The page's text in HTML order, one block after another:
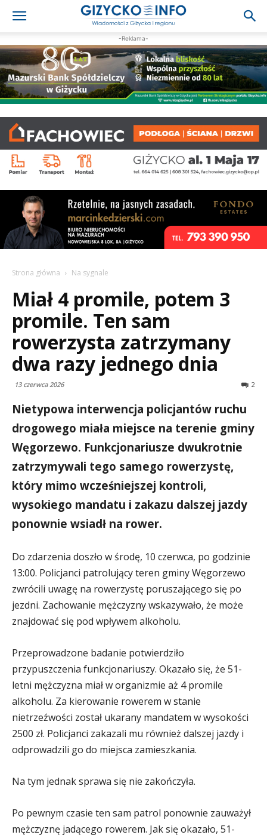
-Reklama-
Strona główna Na sygnale
Miał 4 promile, potem 3
promile. Ten sam
rowerzysta zatrzymany
dwa razy jednego dnia
13 czerwca 2026 2
Nietypowa interwencja policjantów ruchu
drogowego miała miejsce na terenie gminy
Węgorzewo. Funkcjonariusze dwukrotnie
zatrzymywali tego samego rowerzystę,
który mimo wcześniejszej kontroli,
wysokiego mandatu i zakazu dalszej jazdy
ponownie wsiadł na rower.
Do zdarzenia doszło w środę, 10 czerwca, po godzinie
13:00. Policjanci patrolujący teren gminy Węgorzewo
zwrócili uwagę na rowerzystę poruszającego się po
jezdni. Zachowanie mężczyzny wskazywało, że może
znajdować się pod wpływem alkoholu.
Przeprowadzone badanie potwierdziło
przypuszczenia funkcjonariuszy. Okazało się, że 51-
letni mężczyzna miał w organizmie aż 4 promile
alkoholu. Za kierowanie rowerem w stanie
nietrzeźwości został ukarany mandatem w wysokości
2500 zł. Policjanci zakazali mu również dalszej jazdy i
odprowadzili go do miejsca zamieszkania.
Na tym jednak sprawa się nie zakończyła.
Po pewnym czasie ten sam patrol ponownie zauważył
mężczyznę jadącego rowerem. Jak się okazało, 51-